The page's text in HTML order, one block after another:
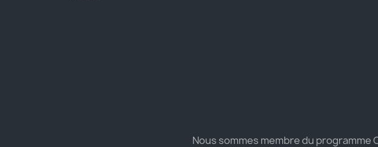
Nous sommes membre du programme